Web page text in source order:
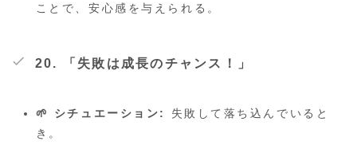
ことで、安心感を与えられる。
20. 「失敗は成長のチャンス！」
🌱 シチュエーション:
失敗して落ち込んでいると
き。